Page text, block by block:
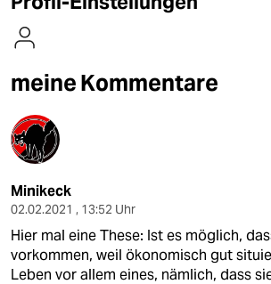
nord
wahrheit
verlag
verlag
veranstaltungen
shop
fragen & hilfe
meine Kommentare
Minikeck
02.02.2021 , 13:52 Uhr
Hier mal eine These: Ist es möglich,
vorkommen, weil ökonomisch gut
Leben vor allem eines, nämlich, dass